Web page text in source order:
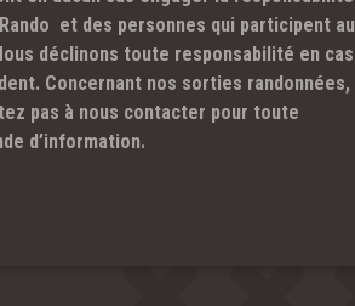
et des personnes qui participent au
déclinons toute responsabilité en cas
Concernant nos sorties randonnées,
pas à nous contacter pour toute
d’information.